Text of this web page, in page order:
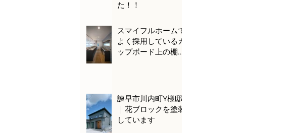
た！！
スマイフルホームで
よく採用しているカ
ップボード上の棚を
諫早市川内町Y様邸
｜花ブロックを塗装
しています